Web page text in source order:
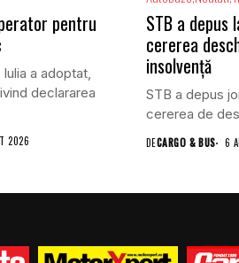
pentru
a adoptat,
declararea
2026
STB a depus
cererea
insolvență
STB a depus
cererea de
DECARGO & BUS 6